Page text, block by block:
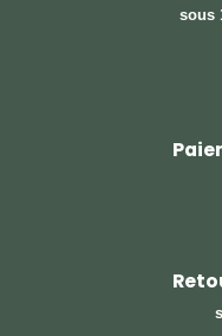
sous